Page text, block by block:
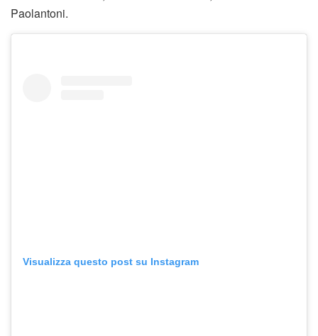
Paolantoni.
Visualizza questo post su Instagram